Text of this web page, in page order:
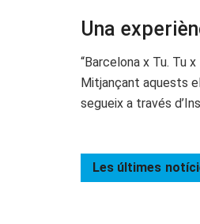
Una
“Barcelona x Tu. Tu
Mitjançant aquests
segueix a través
Les últimes